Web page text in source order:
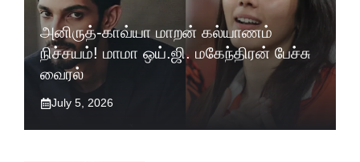
அனிருத்-காவ்யா மாறன் கல்யாணம்
நிச்சயம்! மாமா ஒய்.ஜி. மகேந்திரன் பேச்சு
வைரல்
July 5, 2026